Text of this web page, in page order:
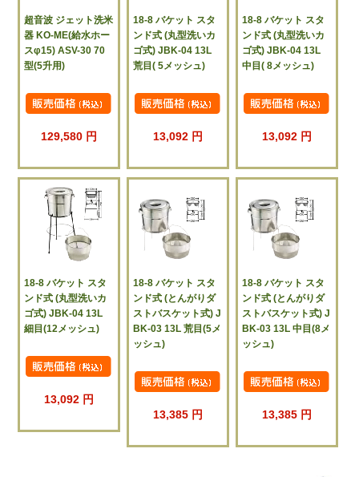
超音波 ジェット洗米
器 KO-ME(給水ホー
スφ15) ASV-30 70
型(5升用)
129,580 円
18-8 バケット スタ
ンド式 (丸型洗いカ
ゴ式) JBK-04 13L
荒目( 5メッシュ)
13,092 円
18-8 バケット スタ
ンド式 (丸型洗いカ
ゴ式) JBK-04 13L
中目( 8メッシュ)
13,092 円
18-8 バケット スタ
ンド式 (丸型洗いカ
ゴ式) JBK-04 13L
細目(12メッシュ)
13,092 円
18-8 バケット スタ
ンド式 (とんがりダ
ストバスケット式) J
BK-03 13L 荒目(5メ
ッシュ)
13,385 円
18-8 バケット スタ
ンド式 (とんがりダ
ストバスケット式) J
BK-03 13L 中目(8メ
ッシュ)
13,385 円